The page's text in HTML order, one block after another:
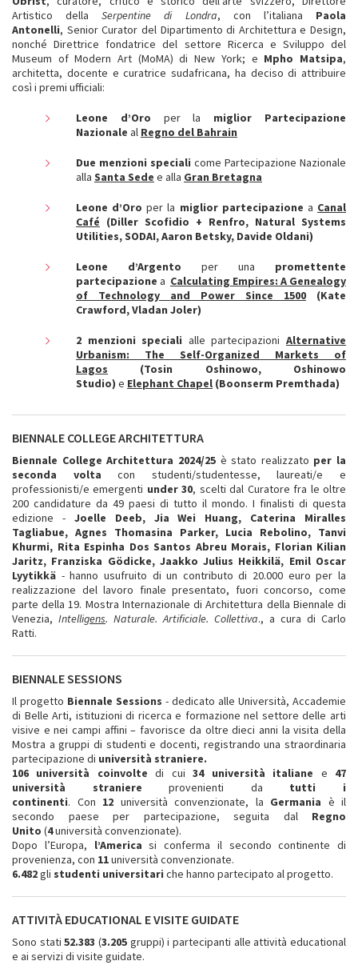
Artistico dellaSerpentine di Londra, con l’italiana Paola
Antonelli, Senior Curator del Dipartimento di Architettura e Design,
nonché Direttrice fondatrice del settore Ricerca e Sviluppo del
Museum of Modern Art (MoMA) di New York; e Mpho Matsipa,
architetta, docente e curatrice sudafricana, ha deciso di attribuire
così i premi ufficiali:
Leone d’Oro per la miglior Partecipazione
Nazionale al Regno del Bahrain
Due menzioni speciali come Partecipazione Nazionale
alla Santa Sede e alla Gran Bretagna
Leone d’Oro per la miglior partecipazione a Canal
Café (Diller Scofidio + Renfro, Natural Systems
Utilities, SODAI, Aaron Betsky, Davide Oldani)
Leone d’Argento per una promettente
partecipazione a Calculating Empires: A Genealogy
of Technology and Power Since 1500 (Kate
Crawford, Vladan Joler)
2 menzioni speciali alle partecipazioniAlternative
Urbanism: The Self-Organized Markets of
Lagos (Tosin Oshinowo, Oshinowo
Studio) e Elephant Chapel (Boonserm Premthada)
BIENNALE COLLEGE ARCHITETTURA
Biennale College Architettura 2024/25 è stato realizzato per la
seconda volta con studenti/studentesse, laureati/e e
professionisti/e emergenti under 30, scelti dal Curatore fra le oltre
200 candidature da 49 paesi di tutto il mondo. I finalisti di questa
edizione - Joelle Deeb, Jia Wei Huang, Caterina Miralles
Tagliabue, Agnes Thomasina Parker, Lucia Rebolino, Tanvi
Khurmi, Rita Espinha Dos Santos Abreu Morais, Florian Kilian
Jaritz, Franziska Gödicke, Jaakko Julius Heikkilä, Emil Oscar
Lyytikkä - hanno usufruito di un contributo di 20.000 euro per la
realizzazione del lavoro finale presentato, fuori concorso, come
parte della 19. Mostra Internazionale di Architettura della Biennale di
Venezia, Intelligens. Naturale. Artificiale. Collettiva., a cura di Carlo
Ratti.
BIENNALE SESSIONS
Il progetto Biennale Sessions - dedicato alle Università, Accademie
di Belle Arti, istituzioni di ricerca e formazione nel settore delle arti
visive e nei campi affini – favorisce da oltre dieci anni la visita della
Mostra a gruppi di studenti e docenti, registrando una straordinaria
partecipazione di università straniere.
106 università coinvolte di cui34 università italiane e 47
università straniere provenienti da tutti i
continenti. Con 12 università convenzionate, la Germania è il
secondo paese per partecipazione, seguita dal Regno
Unito (4università convenzionate).
Dopo l’Europa, l’Americasi conferma il secondo continente di
provenienza, con 11università convenzionate.
6.482gli studenti universitari che hanno partecipato al progetto.
ATTIVITÀ EDUCATIONAL E VISITE GUIDATE
Sono stati52.383(3.205 gruppi) i partecipanti alle attività educational
e ai servizi di visite guidate.